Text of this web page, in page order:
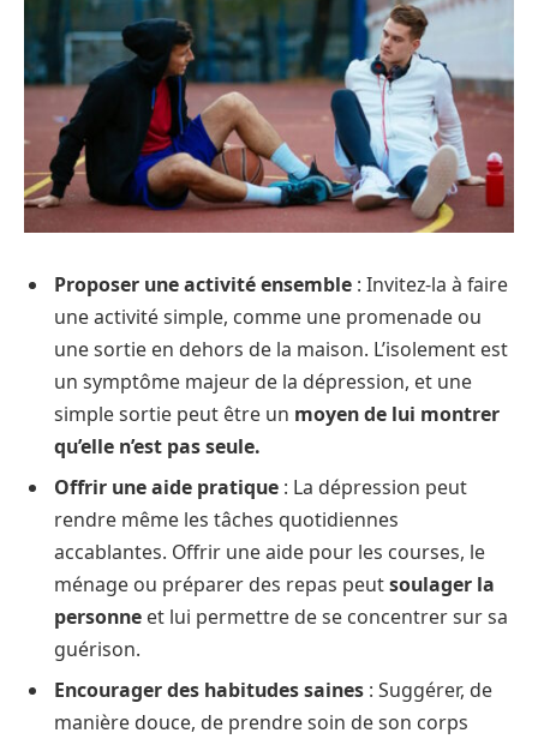
Proposer une activité ensemble : Invitez-la à faire
une activité simple, comme une promenade ou
une sortie en dehors de la maison. L’isolement est
un symptôme majeur de la dépression, et une
simple sortie peut être un moyen de lui montrer
qu’elle n’est pas seule.
Offrir une aide pratique : La dépression peut
rendre même les tâches quotidiennes
accablantes. Offrir une aide pour les courses, le
ménage ou préparer des repas peutsoulager la
personne et lui permettre de se concentrer sur sa
guérison.
Encourager des habitudes saines : Suggérer, de
manière douce, de prendre soin de son corps